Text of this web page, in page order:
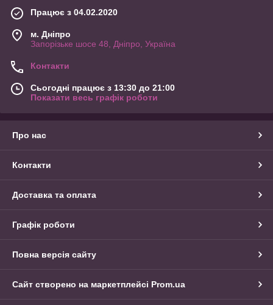
Працює з 04.02.2020
м. Дніпро
Запорізьке шосе 48, Дніпро, Україна
Контакти
Сьогодні працює з 13:30 до 21:00
Показати весь графік роботи
Про нас
Контакти
Доставка та оплата
Графік роботи
Повна версія сайту
Сайт створено на маркетплейсі Prom.ua